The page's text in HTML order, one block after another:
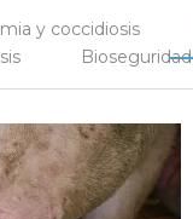
y coccidiosis
Bioseguridad